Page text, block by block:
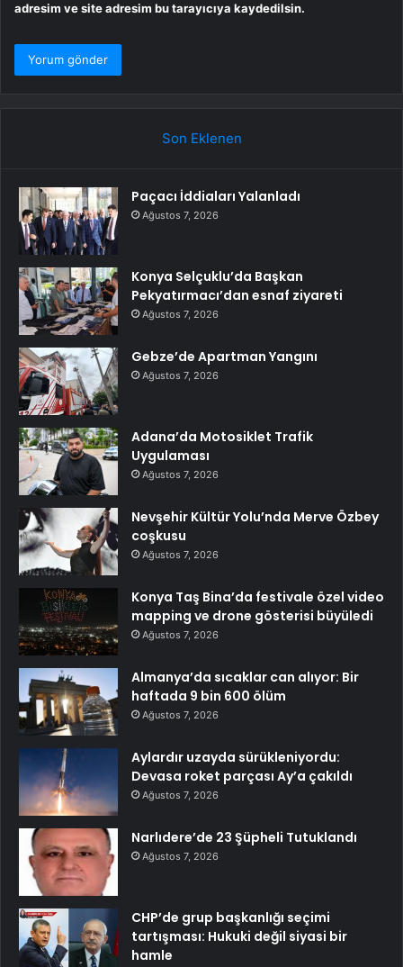
adresim ve site adresim bu tarayıcıya kaydedilsin.
Son Eklenen
Paçacı İddiaları Yalanladı
Ağustos 7, 2026
Konya Selçuklu’da Başkan
Pekyatırmacı’dan esnaf ziyareti
Ağustos 7, 2026
Gebze’de Apartman Yangını
Ağustos 7, 2026
Adana’da Motosiklet Trafik
Uygulaması
Ağustos 7, 2026
Nevşehir Kültür Yolu’nda Merve Özbey
coşkusu
Ağustos 7, 2026
Konya Taş Bina’da festivale özel video
mapping ve drone gösterisi büyüledi
Ağustos 7, 2026
Almanya’da sıcaklar can alıyor: Bir
haftada 9 bin 600 ölüm
Ağustos 7, 2026
Aylardır uzayda sürükleniyordu:
Devasa roket parçası Ay’a çakıldı
Ağustos 7, 2026
Narlıdere’de 23 Şüpheli Tutuklandı
Ağustos 7, 2026
CHP’de grup başkanlığı seçimi
tartışması: Hukuki değil siyasi bir
hamle